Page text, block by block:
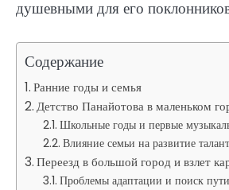
душевными для его
Содержание
Ранние годы и семья
Детство Панайотова в маленьком
Школьные годы и первые
Влияние семьи на развитие
Переезд в большой город и взлет
Проблемы адаптации и поиск